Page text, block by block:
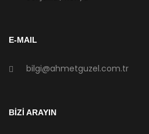
E-MAIL
bilgi@ahmetguzel.com.tr
BİZİ ARAYIN